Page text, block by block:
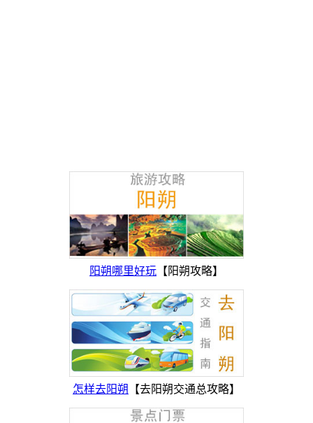
阳朔哪里好玩 【阳朔攻略】
怎样去阳朔 【去阳朔交通总攻略】